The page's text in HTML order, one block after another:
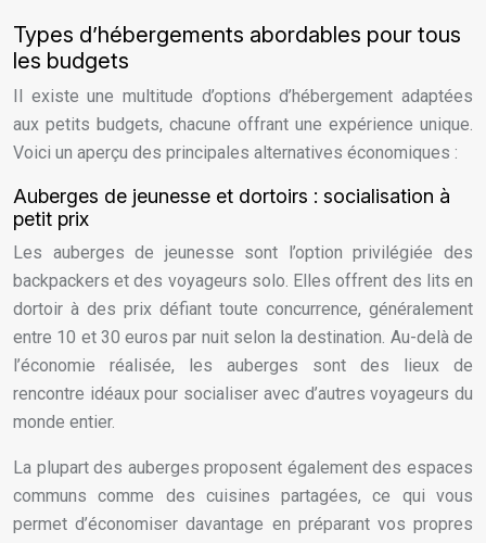
Types d’hébergements abordables pour tous
les budgets
Il existe une multitude d’options d’hébergement adaptées
aux petits budgets, chacune offrant une expérience unique.
Voici un aperçu des principales alternatives économiques :
Auberges de jeunesse et dortoirs : socialisation à
petit prix
Les auberges de jeunesse sont l’option privilégiée des
backpackers et des voyageurs solo. Elles offrent des lits en
dortoir à des prix défiant toute concurrence, généralement
entre 10 et 30 euros par nuit selon la destination. Au-delà de
l’économie réalisée, les auberges sont des lieux de
rencontre idéaux pour socialiser avec d’autres voyageurs du
monde entier.
La plupart des auberges proposent également des espaces
communs comme des cuisines partagées, ce qui vous
permet d’économiser davantage en préparant vos propres